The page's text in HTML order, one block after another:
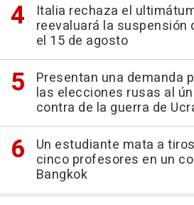
Italia rechaza el
reevaluará la suspensión
el 15 de agosto
Presentan una demanda
las elecciones rusas al
contra de la guerra de
Un estudiante mata a
cinco profesores en un
Bangkok